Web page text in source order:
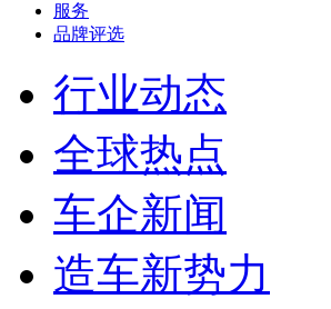
服务
品牌评选
行业动态
全球热点
车企新闻
造车新势力